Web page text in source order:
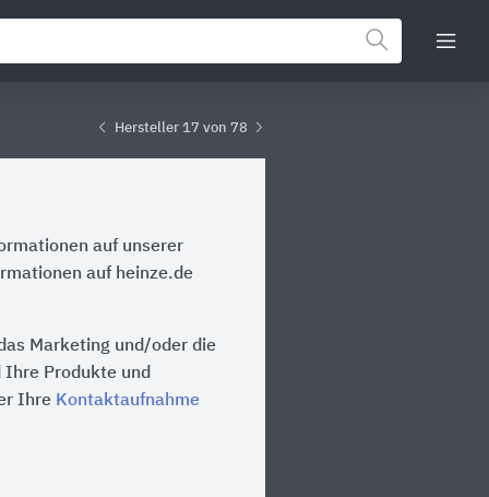
Hersteller 17 von 78
auf unserer
auf heinze.de
Marketing und/oder die
Produkte und
Ihre Kontaktaufnahme